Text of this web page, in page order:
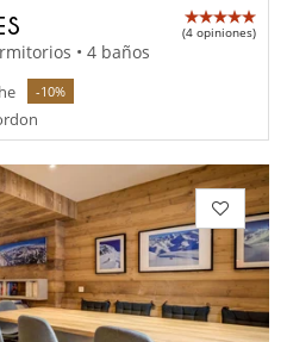
(4 opiniones)
• 4 baños
-10%